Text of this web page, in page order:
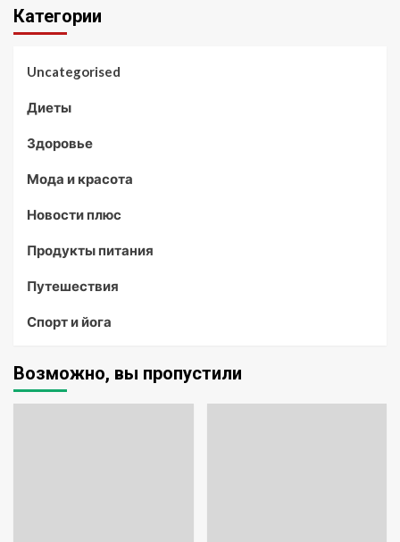
Категории
Uncategorised
Диеты
Здоровье
Мода и красота
Новости плюс
Продукты питания
Путешествия
Спорт и йога
Возможно, вы пропустили